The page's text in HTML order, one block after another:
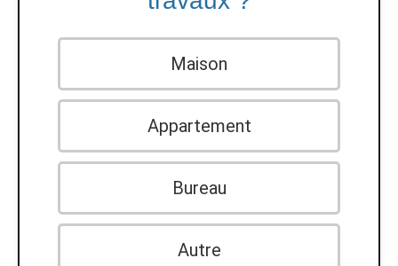
Maison
Appartement
Bureau
Autre